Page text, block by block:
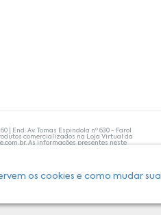
os cookies e como mudar
| End: Av. Tomas Espindola nº 630 - Farol
comercializados na Loja Virtual da
. As informações presentes neste
o médico está capacitado para
Permanente trabalha com as
dos clientes são compromissos da